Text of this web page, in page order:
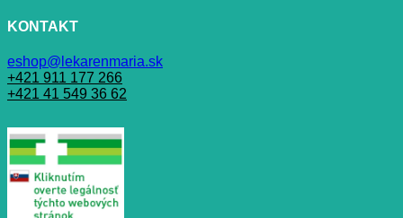
KONTAKT
eshop@lekarenmaria.sk
+421 911 177 266
+421 41 549 36 62